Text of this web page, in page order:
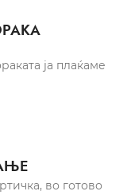
ја плаќаме
во готово